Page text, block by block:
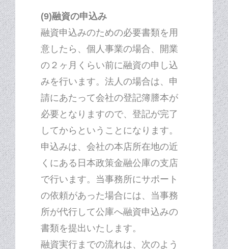
(9)融資の申込み
融資申込みのための必要書類を用
意したら、個人事業の場合、開業
の２ヶ月くらい前に融資の申し込
みを行います。法人の場合は、申
請にあたって会社の登記簿謄本が
必要となりますので、登記が完了
してからということになります。
申込みは、会社の本店所在地の近
くにある日本政策金融公庫の支店
で行います。当事務所にサポート
の依頼があった場合には、当事務
所が代行して公庫へ融資申込みの
書類を提出いたします。
融資実行までの流れは、次のよう